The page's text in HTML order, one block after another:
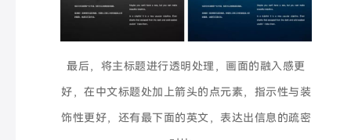
最后，将主标题进行透明处理，画面的融入感更
好，在中文标题处加上箭头的点元素，指示性与装
饰性更好，还有最下面的英文，表达出信息的疏密